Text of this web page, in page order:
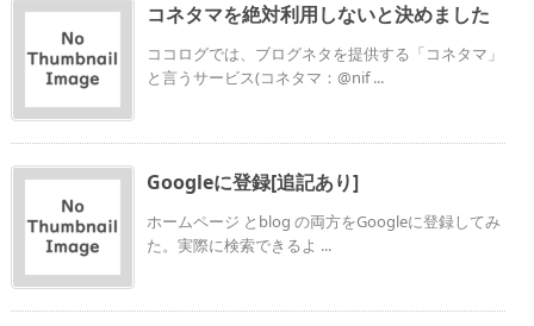
コネタマを絶対利用しないと決めました
ココログでは、ブログネタを提供する「コネタマ」
と言うサービス(コネタマ：@nif ...
Googleに登録[追記あり]
ホームページ とblog の両方をGoogleに登録してみ
た。実際に検索できるよ ...